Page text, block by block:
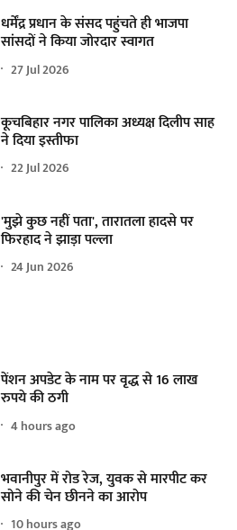
धर्मेंद्र प्रधान के संसद पहुंचते ही भाजपा
सांसदों ने किया जोरदार स्वागत
27 Jul 2026
कूचबिहार नगर पालिका अध्यक्ष दिलीप साह
ने दिया इस्तीफा
22 Jul 2026
'मुझे कुछ नहीं पता', तारातला हादसे पर
फिरहाद ने झाड़ा पल्ला
24 Jun 2026
पेंशन अपडेट के नाम पर वृद्ध से 16 लाख
रुपये की ठगी
4 hours ago
भवानीपुर में रोड रेज, युवक से मारपीट कर
सोने की चेन छीनने का आरोप
10 hours ago